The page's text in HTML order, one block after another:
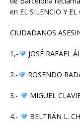
en EL SILENCIO Y EL
CIUDADANOS
1,- JOSÉ RAFAEL
2.- ROSENDO
3.- MIGUEL
4.- BELTRÁN L.